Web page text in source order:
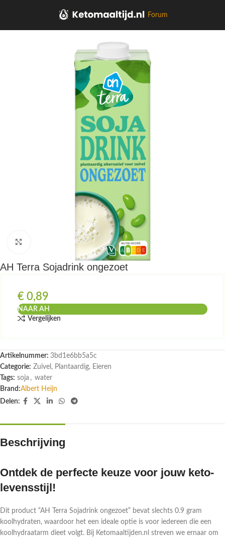
Forum
Klik om te vergroten
AH Terra Sojadrink ongezoet
€ 0,89
NAAR AH
Vergelijken
Artikelnummer: 3bd1e6bb5a5c
Categorie: Zuivel, Plantaardig, Eieren
Tags: soja , water
Brand:Albert Heijn
Delen:
Beschrijving
Ontdek de perfecte keuze voor jouw keto-
levensstijl!
Dit product “AH Terra Sojadrink ongezoet” bevat slechts 0.9 gram
koolhydraten, waardoor het een ideale optie is voor iedereen die een
koolhydraatarm dieet volgt. Bij Ketomaaltijden.nl streven we ernaar om